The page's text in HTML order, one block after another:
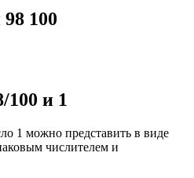
100
100 и 1
1 можно представить в виде
числителем и